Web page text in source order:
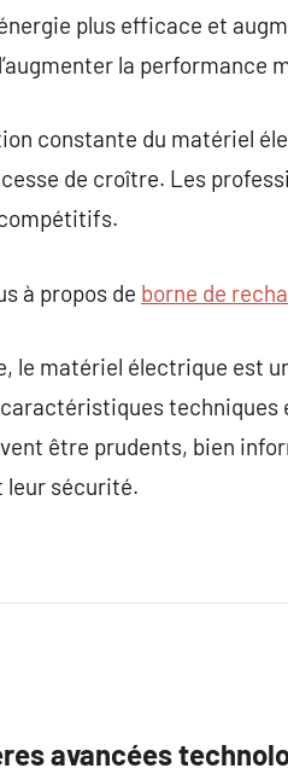
plus efficace et
la performance
constante du matériel
de croître. Les
à propos de borne de
le matériel électrique est
techniques
être prudents, bien
sécurité.
avancées